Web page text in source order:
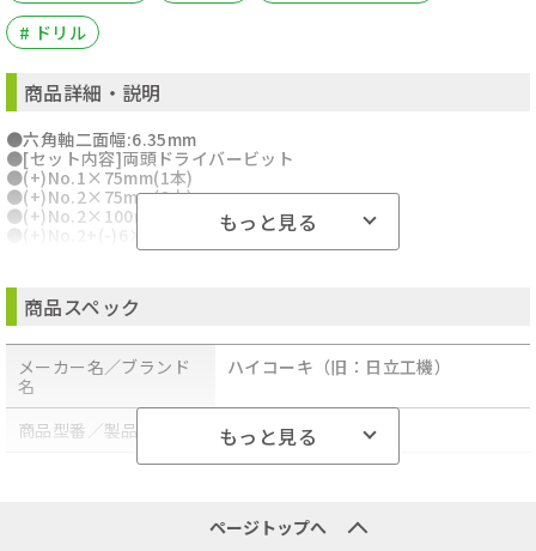
# ドリル
商品詳細・説明
●六角軸二面幅:6.35mm
●[セット内容]両頭ドライバービット
●(+)No.1×75mm(1本)
●(+)No.2×75mm(2本)
●(+)No.2×100mm(2本)
●(+)No.2+(-)6×65mm(1本)ドリル
●2.0、3.0、4.0、5.0mm
●商品のお届けには、発送日から2～3営業日でのお届け予定です
●宅配便とは異なり、ポスト投函でのお届けです
●日時指定、代金引換、熨斗や包装のご要望はお受けできませんこ
と予めご了承ください
●【代金引換払い】【お届け時間指定】はご利用になれませんの
で、あらかじめご了承ください。
もっと見る
商品スペック
メーカー名／ブランド
名
ハイコーキ（旧：日立工機）
商品型番／製品番号
0040-1000
電動ドリル・インパクトレンチ兼用
可能
もっと見る
ページトップへ